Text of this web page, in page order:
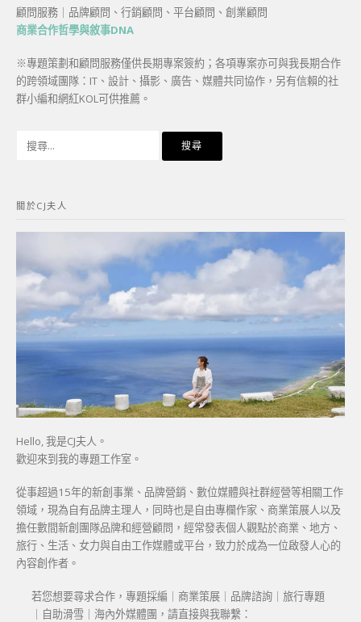
顧問服務｜品牌顧問、行銷顧問、平台顧問、創業顧問
商業合作哲學與敘事DNA
※專題策劃和顧問服務僅供長期專案簽約；各項專案亦可與我長期合作
的跨領域團隊：IT、設計、攝影、廣告、媒體共同協作，另有信賴的社
群小編和網紅KOL可供推薦。
字:
關於CJ夫人
Hello, 我是CJ夫人。
歡迎來到我的專題工作室。
從事超過15年的新創事業、品牌營銷、數位媒體與社群經營等相關工作
領域，現為自有品牌主理人，同時也是自由專欄作家、商業策展人以及
擔任數間新創團隊品牌和經營顧問，經常發表個人觀點於商業、地方、
旅行、生活、女力與自由工作媒體或平台，致力於成為一位啟發人心的
內容創作者。
若您想要尋求合作，專題採編｜商業策展｜品牌諮詢｜旅行專題
｜自助滑雪｜海內外媒體團，請直接與我聯繫：